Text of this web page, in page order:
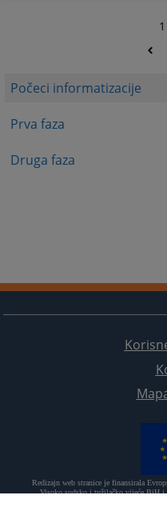
Počeci informatizacije
Prva faza
Druga faza
Redizajn web stranice je finansirala
Visoko sudsko i tužilačko vijeće BiH i